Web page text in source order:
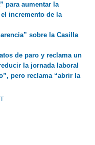
para aumentar la
incremento de la
sobre la Casilla
de paro y reclama un
la jornada laboral
pero reclama “abrir la